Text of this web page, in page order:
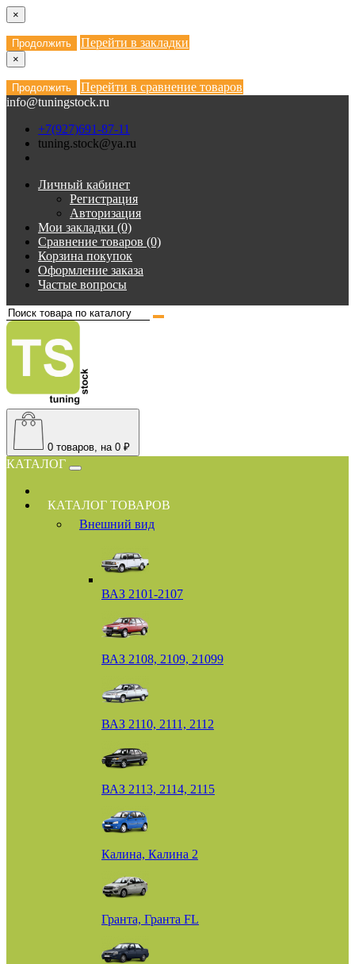
×
Продолжить Перейти в закладки
×
Продолжить
Перейти в сравнение товаров
info@tuningstock.ru
+7(927)691-87-11
tuning.stock@ya.ru
Личный кабинет
Регистрация
Авторизация
Мои закладки (0)
Сравнение товаров (0)
Корзина покупок
Оформление заказа
Частые вопросы
0 товаров, на 0 ₽
КАТАЛОГ
КАТАЛОГ ТОВАРОВ
Внешний вид
ВАЗ 2101-2107
ВАЗ 2108, 2109, 21099
ВАЗ 2110, 2111, 2112
ВАЗ 2113, 2114, 2115
Калина, Калина 2
Гранта, Гранта FL